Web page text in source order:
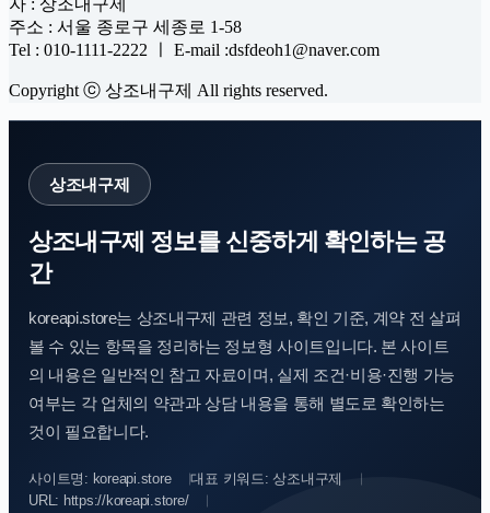
자 : 상조내구제
주소 : 서울 종로구 세종로 1-58
Tel : 010-1111-2222 ㅣ E-mail :dsfdeoh1@naver.com
Copyright ⓒ 상조내구제 All rights reserved.
상조내구제
상조내구제 정보를 신중하게 확인하는 공
간
koreapi.store는 상조내구제 관련 정보, 확인 기준, 계약 전 살펴
볼 수 있는 항목을 정리하는 정보형 사이트입니다. 본 사이트
의 내용은 일반적인 참고 자료이며, 실제 조건·비용·진행 가능
여부는 각 업체의 약관과 상담 내용을 통해 별도로 확인하는
것이 필요합니다.
사이트명: koreapi.store
대표 키워드: 상조내구제
URL: https://koreapi.store/